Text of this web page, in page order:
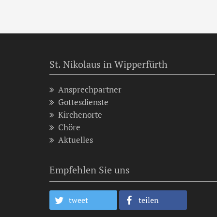
St. Nikolaus in Wipperfürth
Ansprechpartner
Gottesdienste
Kirchenorte
Chöre
Aktuelles
Empfehlen Sie uns
tweet teilen